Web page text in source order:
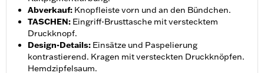
Abverkauf: Knopfleiste vorn und an den Bündchen.
TASCHEN: Eingriff-Brusttasche mit verstecktem
Druckknopf.
Design-Details: Einsätze und Paspelierung
kontrastierend. Kragen mit versteckten Druckknöpfen.
Hemdzipfelsaum.